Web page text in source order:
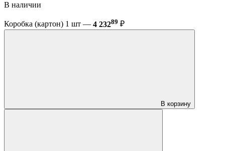
В наличии
Коробка (картон) 1 шт — 4 23289 ₽
В корзину